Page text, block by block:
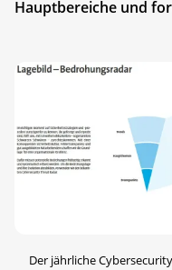
Hauptbereiche und
Der jährliche